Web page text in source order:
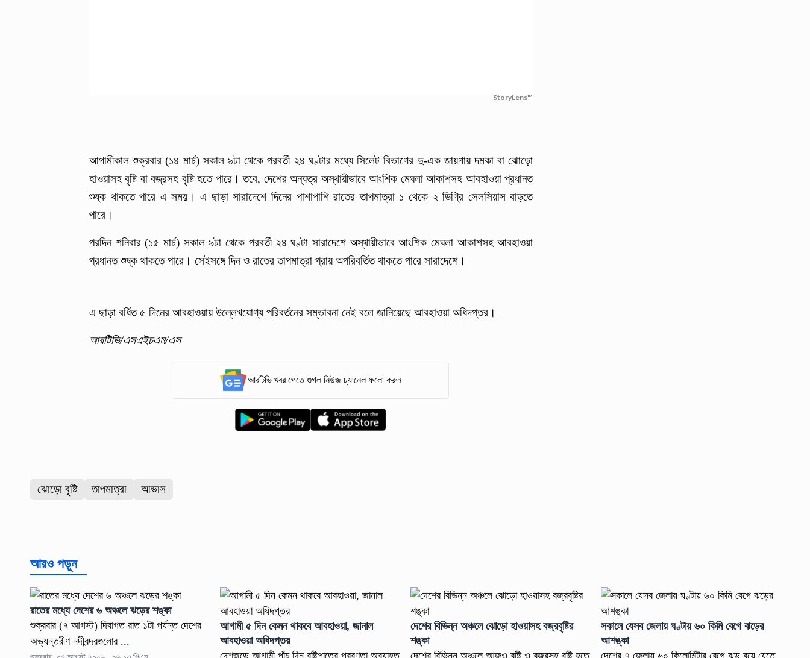
StoryLens™
আগামীকাল শুক্রবার (১৪ মার্চ) সকাল ৯টা থেকে পরবর্তী ২৪ ঘণ্টার মধ্যে সিলেট বিভাগের দু-এক জায়গায় দমকা বা ঝোড়ো
হাওয়াসহ বৃষ্টি বা বজ্রসহ বৃষ্টি হতে পারে। তবে, দেশের অন্যত্র অস্থায়ীভাবে আংশিক মেঘলা আকাশসহ আবহাওয়া প্রধানত
শুষ্ক থাকতে পারে এ সময়। এ ছাড়া সারাদেশে দিনের পাশাপাশি রাতের তাপমাত্রা ১ থেকে ২ ডিগ্রি সেলসিয়াস বাড়তে
পারে।
পরদিন শনিবার (১৫ মার্চ) সকাল ৯টা থেকে পরবর্তী ২৪ ঘণ্টা সারাদেশে অস্থায়ীভাবে আংশিক মেঘলা আকাশসহ আবহাওয়া
প্রধানত শুষ্ক থাকতে পারে। সেইসঙ্গে দিন ও রাতের তাপমাত্রা প্রায় অপরিবর্তিত থাকতে পারে সারাদেশে।
এ ছাড়া বর্ধিত ৫ দিনের আবহাওয়ায় উল্লেখযোগ্য পরিবর্তনের সম্ভাবনা নেই বলে জানিয়েছে আবহাওয়া অধিদপ্তর।
আরটিভি/এসএইচএম/এস
আরটিভি খবর পেতে গুগল নিউজ চ্যানেল ফলো করুন
ঝোড়ো বৃষ্টি তাপমাত্রা আভাস
আরও পড়ুন
রাতের মধ্যে দেশের ৬ অঞ্চলে ঝড়ের শঙ্কা
শুক্রবার (৭ আগস্ট) দিবাগত রাত ১টা পর্যন্ত দেশের
অভ্যন্তরীণ নদীবন্দরগুলোর ...
আগামী ৫ দিন কেমন থাকবে আবহাওয়া, জানাল
আবহাওয়া অধিদপ্তর
দেশজুড়ে আগামী পাঁচ দিন বৃষ্টিপাতের প্রবণতা অব্যাহত
দেশের বিভিন্ন অঞ্চলে ঝোড়ো হাওয়াসহ বজ্রবৃষ্টির
শঙ্কা
দেশের বিভিন্ন অঞ্চলে আজও বৃষ্টি ও বজ্রসহ বৃষ্টি হতে
সকালে যেসব জেলায় ঘণ্টায় ৬০ কিমি বেগে ঝড়ের
আশঙ্কা
দেশের ৭ জেলায় ৬০ কিলোমিটার বেগে ঝড় বয়ে যেতে